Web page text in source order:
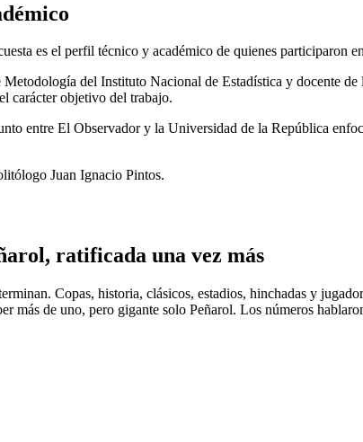
es el perfil técnico y académico de quienes participaron
del Instituto Nacional de Estadística y docente
carácter objetivo del trabajo.
entre El Observador y la Universidad de la República
Juan Ignacio Pintos.
ratificada una vez más
Copas, historia, clásicos, estadios, hinchadas y
más de uno, pero gigante solo Peñarol. Los números